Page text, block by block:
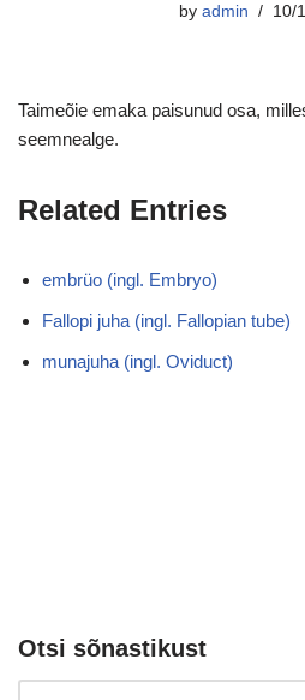
by admin 10/
Taimeõie emaka paisunud osa,
seemnealge.
Related Entries
embrüo (ingl. Embryo)
Fallopi juha (ingl. Fallopian tube)
munajuha (ingl. Oviduct)
Otsi sõnastikust